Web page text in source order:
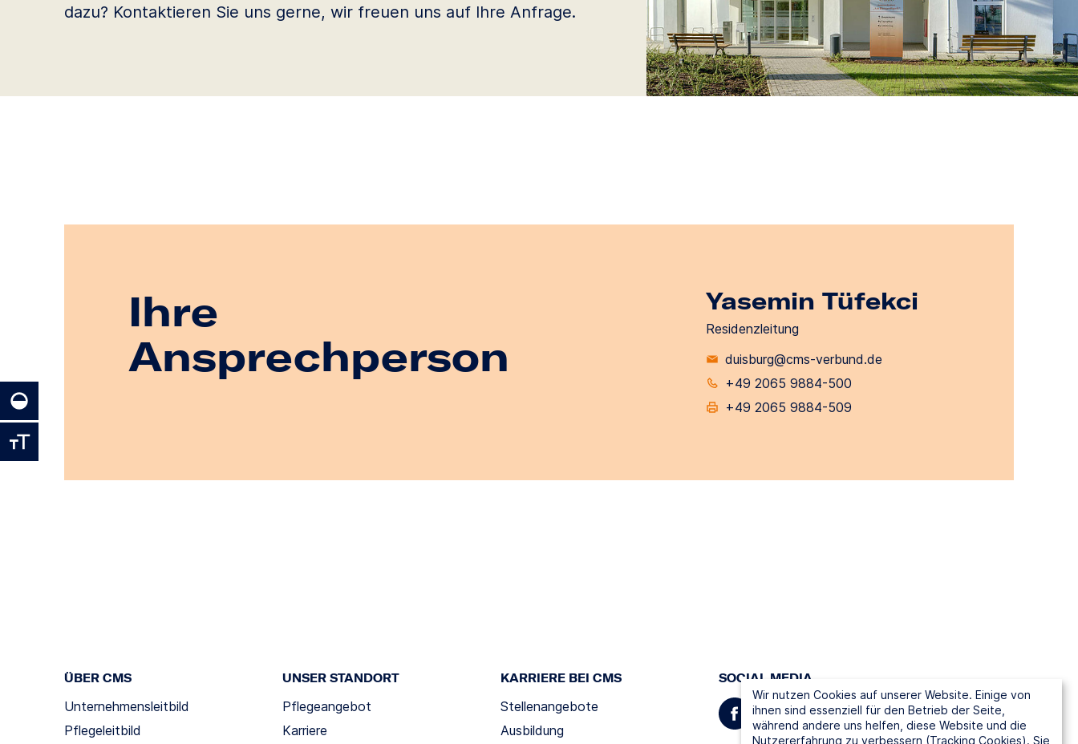
dazu? Kontaktieren Sie uns gerne, wir freuen uns auf Ihre Anfrage.
Ihre
Ansprechperson
Yasemin Tüfekci
Residenzleitung
duisburg@cms-verbund.de
+49 2065 9884-500
+49 2065 9884-509
ÜBER CMS
Unternehmensleitbild
Pflegeleitbild
UNSER STANDORT
Pflegeangebot
Karriere
KARRIERE BEI CMS
Stellenangebote
Ausbildung
SOCIAL MEDIA
Wir nutzen Cookies auf unserer Website. Einige von
ihnen sind essenziell für den Betrieb der Seite,
während andere uns helfen, diese Website und die
Nutzererfahrung zu verbessern (Tracking Cookies). Sie